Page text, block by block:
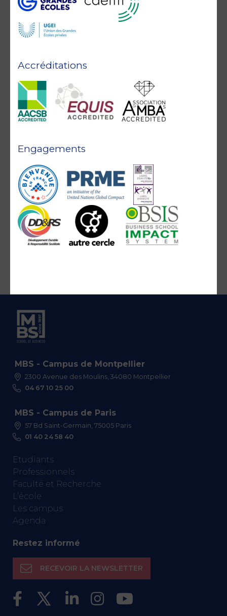
Accréditations
Engagements
MBS - Campus de Montpellier
2300 Avenue des Moulins, 34080 Montpellier
04 67 10 25 00
MBS - Campus de Paris
57 Bd Saint-Germain, 75005 Paris
01 40 24 58 40
Etudiants
Professionnels
Faculté et Recherche
L’école
Les campus
Agenda
Restez informé
RECEVOIR LA NEWSLETTER